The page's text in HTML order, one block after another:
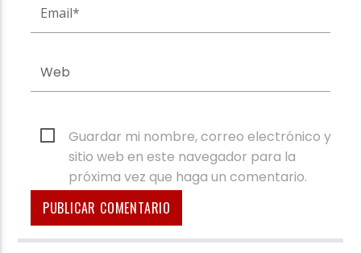
Guardar mi nombre, correo electrónico y
sitio web en este navegador para la
próxima vez que haga un comentario.